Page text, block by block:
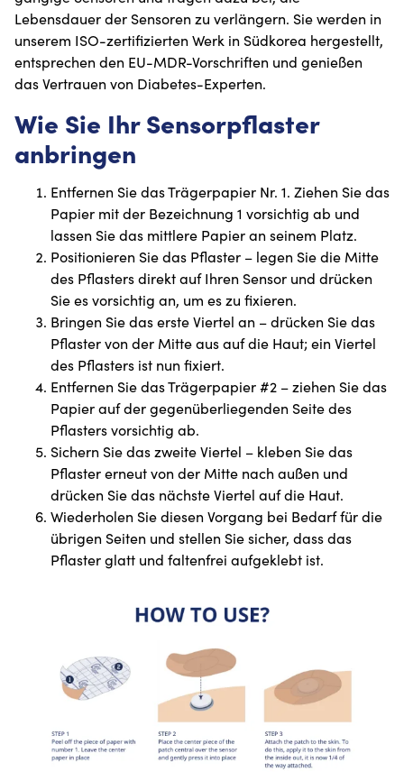
Lebensdauer der Sensoren zu verlängern. Sie werden in
unserem ISO-zertifizierten Werk in Südkorea hergestellt,
entsprechen den EU-MDR-Vorschriften und genießen
das Vertrauen von Diabetes-Experten.
Wie Sie Ihr Sensorpflaster
anbringen
Entfernen Sie das Trägerpapier Nr. 1. Ziehen Sie das
Papier mit der Bezeichnung 1 vorsichtig ab und
lassen Sie das mittlere Papier an seinem Platz.
Positionieren Sie das Pflaster – legen Sie die Mitte
des Pflasters direkt auf Ihren Sensor und drücken
Sie es vorsichtig an, um es zu fixieren.
Bringen Sie das erste Viertel an – drücken Sie das
Pflaster von der Mitte aus auf die Haut; ein Viertel
des Pflasters ist nun fixiert.
Entfernen Sie das Trägerpapier #2 – ziehen Sie das
Papier auf der gegenüberliegenden Seite des
Pflasters vorsichtig ab.
Sichern Sie das zweite Viertel – kleben Sie das
Pflaster erneut von der Mitte nach außen und
drücken Sie das nächste Viertel auf die Haut.
Wiederholen Sie diesen Vorgang bei Bedarf für die
übrigen Seiten und stellen Sie sicher, dass das
Pflaster glatt und faltenfrei aufgeklebt ist.